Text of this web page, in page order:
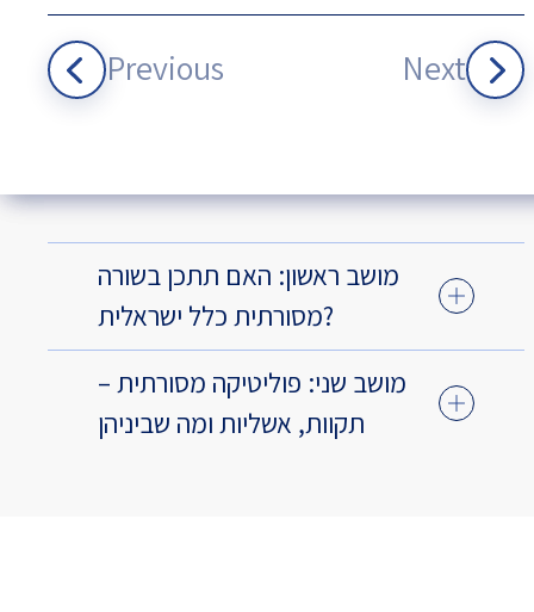
Previous Next
מושב ראשון: האם תתכן בשורה
מסורתית כלל ישראלית?
מושב שני: פוליטיקה מסורתית –
תקוות, אשליות ומה שביניהן